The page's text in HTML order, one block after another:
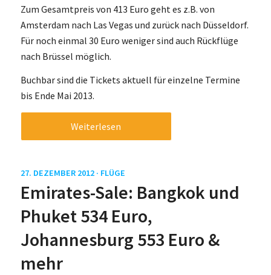
Zum Gesamtpreis von 413 Euro geht es z.B. von
Amsterdam nach Las Vegas und zurück nach Düsseldorf.
Für noch einmal 30 Euro weniger sind auch Rückflüge
nach Brüssel möglich.
Buchbar sind die Tickets aktuell für einzelne Termine
bis Ende Mai 2013.
Weiterlesen
27. DEZEMBER 2012 · FLÜGE
Emirates-Sale: Bangkok und
Phuket 534 Euro,
Johannesburg 553 Euro &
mehr